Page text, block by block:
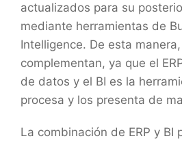
actualizados para su
mediante herramientas de
Intelligence. De esta manera,
complementan, ya que el
de datos y el BI es la
procesa y los presenta de
La combinación de ERP y BI